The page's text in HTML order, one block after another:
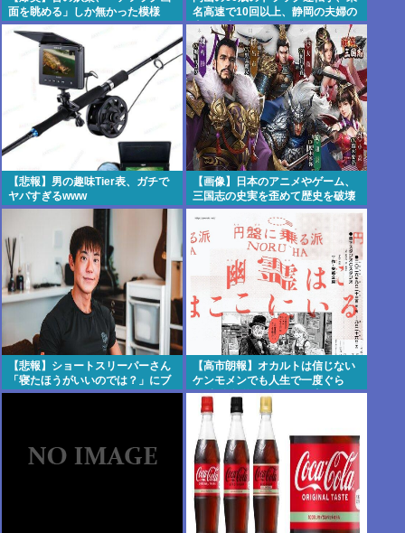
面を眺める」しか無かった模様
www
名高速で10回以上、静岡の夫婦の
車に追突
【悲報】男の趣味Tier表、ガチで
ヤバすぎるwww
【画像】日本のアニメやゲーム、
三国志の史実を歪めて歴史を破壊
してしまう
【悲報】ショートスリーパーさん
「寝たほうがいいのでは？」にブ
チギレ
【高市朗報】オカルトは信じない
ケンモメンでも人生で一度ぐら
い"超自然的な体験"した事あるん
だろ？？